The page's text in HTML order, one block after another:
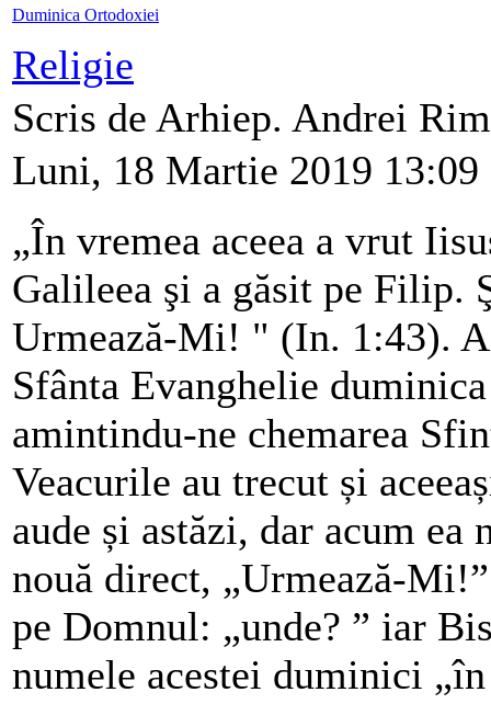
Duminica Ortodoxiei
Religie
Scris de Arhiep. Andrei
Luni, 18 Martie 2019 13:09
„În vremea aceea a vrut
Galileea şi a găsit pe Filip.
Urmează-Mi! " (In. 1:43).
Sfânta Evanghelie duminica
amintindu-ne chemarea
Veacurile au trecut și
aude și astăzi, dar acum ea
nouă direct, „Urmează-
pe Domnul: „unde? ” iar
numele acestei duminici